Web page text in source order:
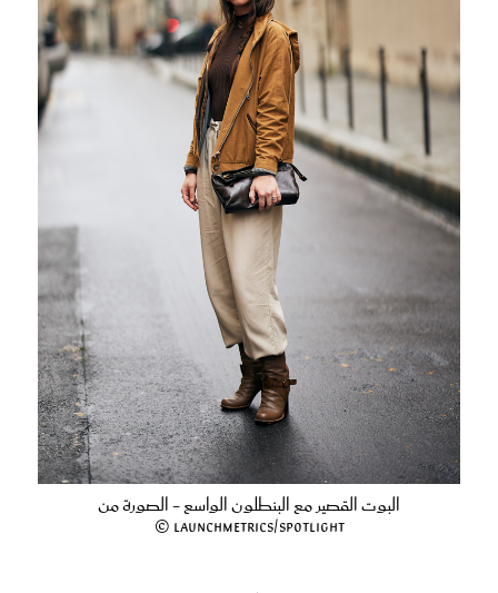
البوت القصير مع البنطلون الواسع - الصورة من
Launchmetrics/Spotlight ©